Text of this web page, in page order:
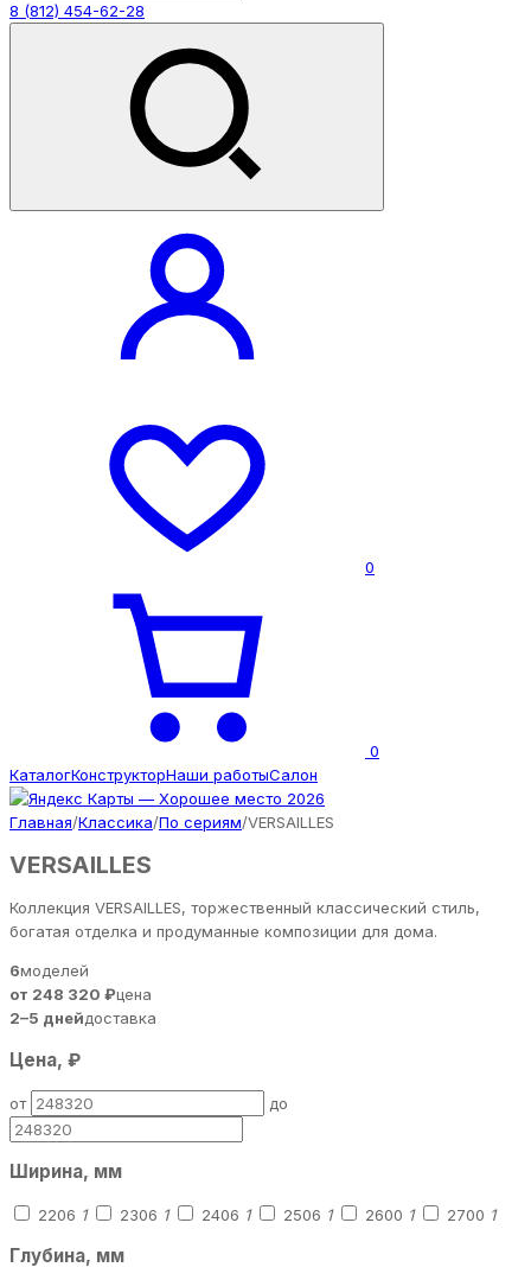
8 (812) 454-62-28
0
0
КаталогКонструкторНаши работыСалон
Главная/Классика/По сериям/VERSAILLES
VERSAILLES
Коллекция VERSAILLES, торжественный классический стиль,
богатая отделка и продуманные композиции для дома.
6моделей
от 248 320 ₽цена
2–5 днейдоставка
Цена, ₽
от до
Ширина, мм
2206 1 2306 1 2406 1 2506 1 2600 1 2700 1
Глубина, мм